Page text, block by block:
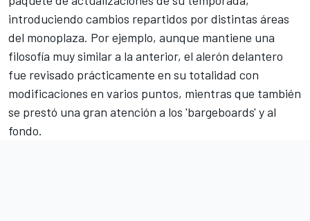
introduciendo cambios repartidos por distintas áreas
del monoplaza. Por ejemplo, aunque mantiene una
filosofía muy similar a la anterior, el alerón delantero
fue revisado prácticamente en su totalidad con
modificaciones en varios puntos, mientras que también
se prestó una gran atención a los 'bargeboards' y al
fondo.